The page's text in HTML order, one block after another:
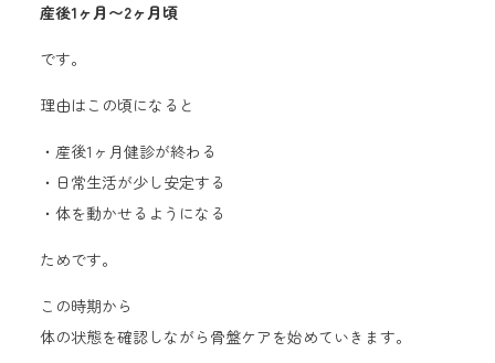
産後1ヶ月〜2ヶ月頃
です。
理由はこの頃になると
・産後1ヶ月健診が終わる
・日常生活が少し安定する
・体を動かせるようになる
ためです。
この時期から
体の状態を確認しながら骨盤ケアを始めていきます。